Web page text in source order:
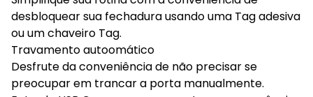
desbloquear sua fechadura usando uma Tag adesiva
ou um chaveiro Tag.
Travamento autoomático
Desfrute da conveniência de não precisar se
preocupar em trancar a porta manualmente.